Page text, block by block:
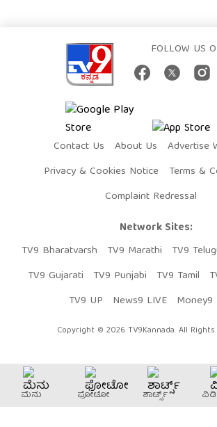
FOLLOW US
Contact Us About Us
Advertise
Privacy & Cookies Notice
Terms &
Complaint Redressal
Network Sites:
TV9 Bharatvarsh
TV9 Marathi TV9
TV9 Gujarati
TV9 Punjabi TV9 Tamil
TV9 UP
News9 LIVE Money9
Copyright © 2026 TV9Kannada. All
ಮೆನು ಫೋಟೋ ಶಾರ್ಟ್ಸ್